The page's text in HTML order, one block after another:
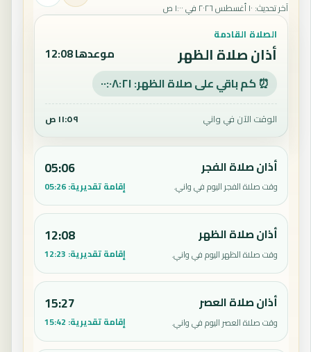
آخر تحديث: ١٠ أغسطس ٢٠٢٦ في ١:٠٠ ص
الصلاة القادمة
أذان صلاة الظهر موعدها 12:08
⏰ كم باقي على صلاة الظهر: ٠٠:٠٨:٢٠
الوقت الآن في واني ١١:٥٩ ص
أذان صلاة الفجر
وقت صلاة الفجر اليوم في واني.
05:06
إقامة تقديرية:05:26
أذان صلاة الظهر
وقت صلاة الظهر اليوم في واني.
12:08
إقامة تقديرية: 12:23
أذان صلاة العصر
وقت صلاة العصر اليوم في واني.
15:27
إقامة تقديرية: 15:42